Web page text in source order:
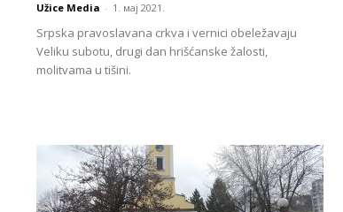
Užice Media - 1. мај 2021.
Srpska pravoslavana crkva i vernici obeležavaju
Veliku subotu, drugi dan hrišćanske žalosti,
molitvama u tišini.